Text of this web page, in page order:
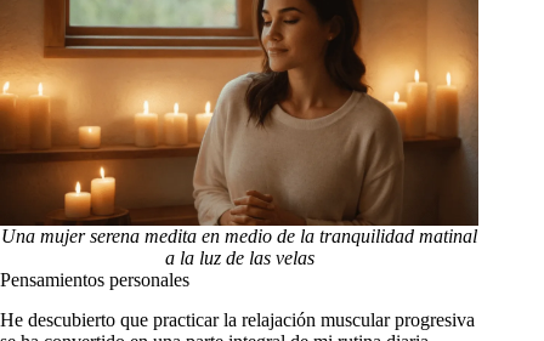
Una mujer serena medita en medio de la tranquilidad matinal
a la luz de las velas
Pensamientos personales
He descubierto que practicar la relajación muscular progresiva